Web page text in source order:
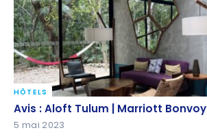
Avis : Aloft Tulum | Marriott Bonvoy
HÔTELS
Avis : Aloft Tulum | Marriott Bonvoy
5 mai 2023